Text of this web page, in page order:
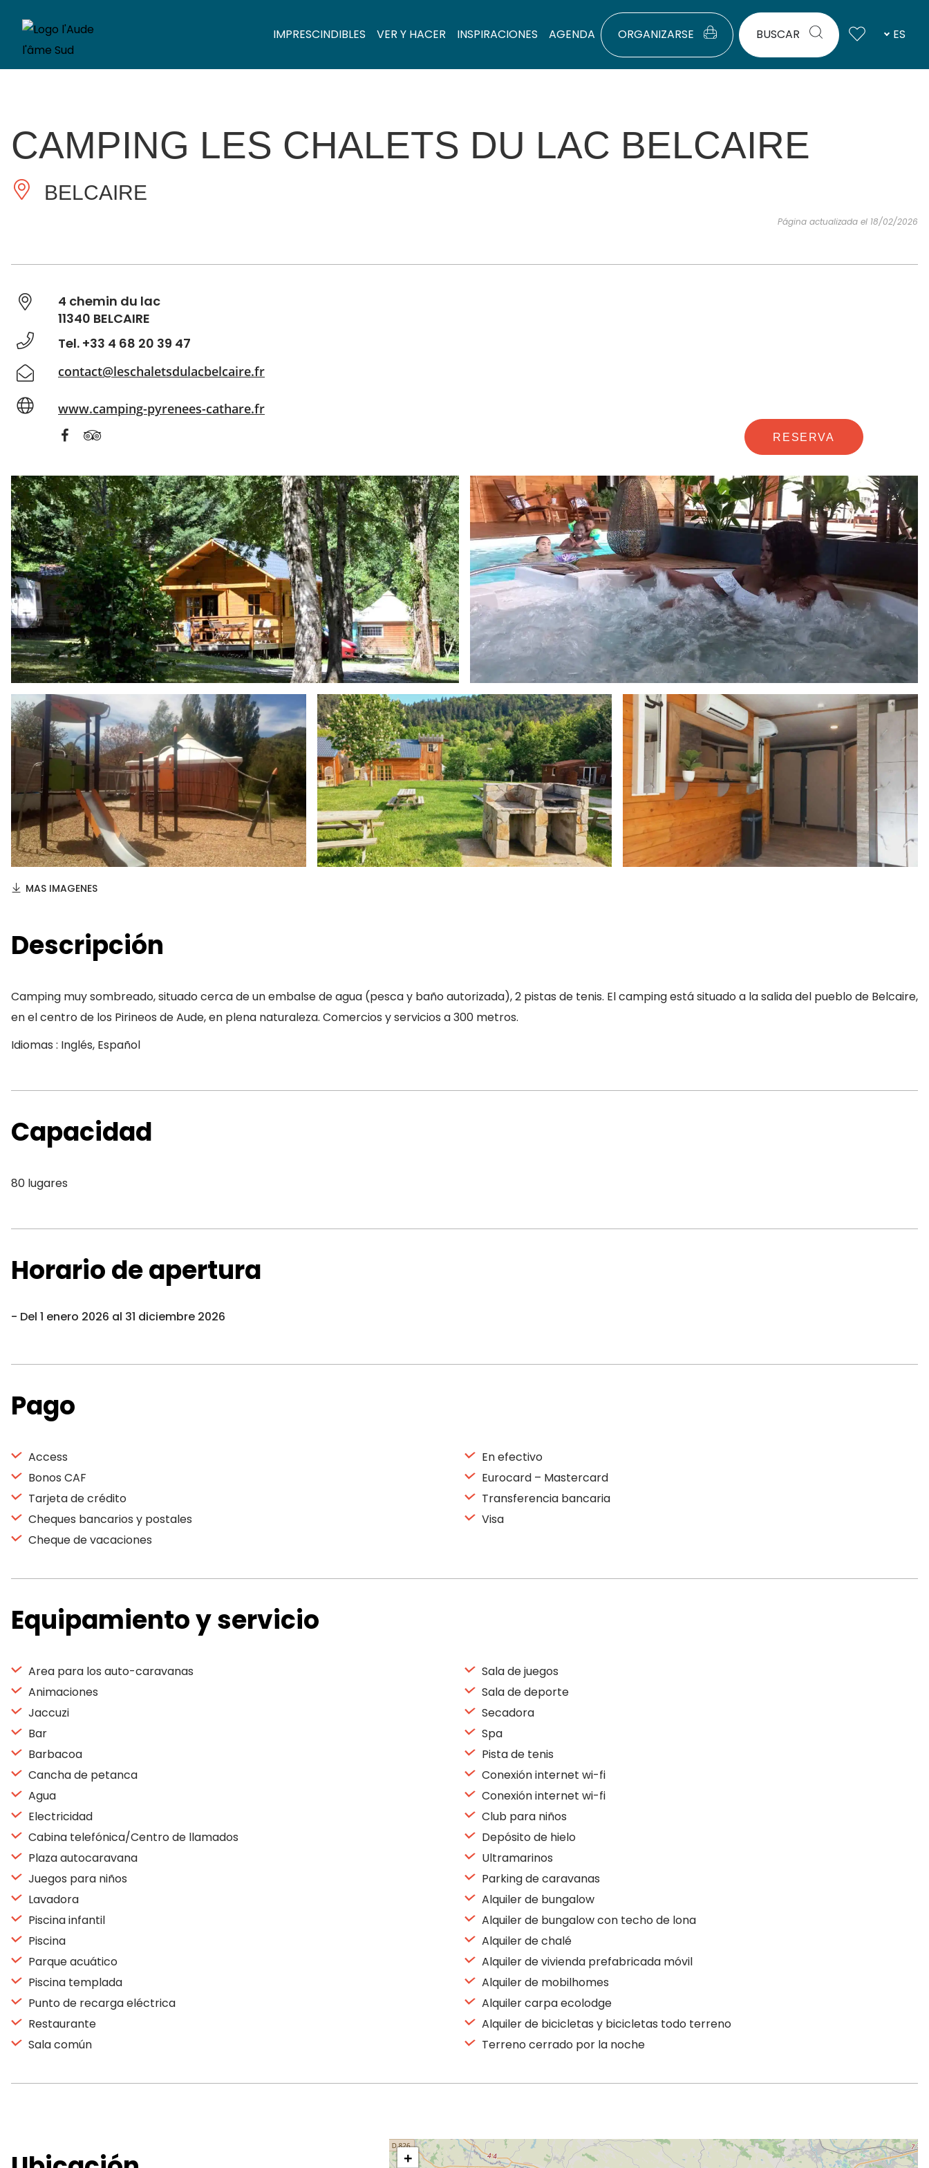
IMPRESCINDIBLES VER Y HACER INSPIRACIONES AGENDA ORGANIZARSE BUSCAR ES
CAMPING LES CHALETS DU LAC BELCAIRE
BELCAIRE
Página actualizada el 18/02/2026
4 chemin du lac
11340 BELCAIRE
Tel. +33 4 68 20 39 47
contact@leschaletsdulacbelcaire.fr
www.camping-pyrenees-cathare.fr
RESERVA
MAS IMAGENES
Descripción
Camping muy sombreado, situado cerca de un embalse de agua (pesca y baño autorizada), 2 pistas de tenis. El camping está situado a la salida del pueblo de Belcaire,
en el centro de los Pirineos de Aude, en plena naturaleza. Comercios y servicios a 300 metros.
Idiomas : Inglés, Español
Capacidad
80 lugares
Horario de apertura
Del 1 enero 2026 al 31 diciembre 2026
Pago
Access
Bonos CAF
Tarjeta de crédito
Cheques bancarios y postales
Cheque de vacaciones
En efectivo
Eurocard – Mastercard
Transferencia bancaria
Visa
Equipamiento y servicio
Area para los auto-caravanas
Animaciones
Jaccuzi
Bar
Barbacoa
Cancha de petanca
Agua
Electricidad
Cabina telefónica/Centro de llamados
Plaza autocaravana
Juegos para niños
Lavadora
Piscina infantil
Piscina
Parque acuático
Piscina templada
Punto de recarga eléctrica
Restaurante
Sala común
Sala de juegos
Sala de deporte
Secadora
Spa
Pista de tenis
Conexión internet wi-fi
Conexión internet wi-fi
Club para niños
Depósito de hielo
Ultramarinos
Parking de caravanas
Alquiler de bungalow
Alquiler de bungalow con techo de lona
Alquiler de chalé
Alquiler de vivienda prefabricada móvil
Alquiler de mobilhomes
Alquiler carpa ecolodge
Alquiler de bicicletas y bicicletas todo terreno
Terreno cerrado por la noche
+